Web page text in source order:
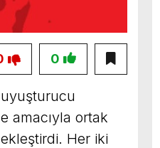
0
amacıyla ortak
Her iki